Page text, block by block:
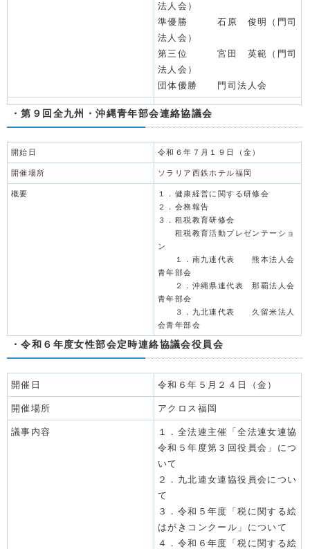
法人会）
準優勝 石原 俊明（門司
法人会）
第三位 宮田 英範（門司
法人会）
団体優勝 門司法人会
・第９回全九州・沖縄青年部会連絡協議会
開始日 令和６年７月１９日（金）
開催場所 ソラリア西鉄ホテル福岡
概要
１．健康経営に関する研修会
２．会務報告
３．租税教育研修会
租税教育活動プレゼンテーショ
ン
１．南九連代表 熊本法人会
青年部会
２．沖縄県連代表 那覇法人会
青年部会
３．九北連代表 久留米法人
会青年部会
・令和６年度女性部会定時連絡協議会役員会
開催日 令和６年５月２４日（金）
開催場所 アクロス福岡
議事内容
１．全法連主催「全法連女連協
令和５年度第３回役員会」につ
いて
２．九北連女連協役員会につい
て
３．令和５年度「税に関する絵
はがきコンクール」について
４．令和６年度「税に関する絵